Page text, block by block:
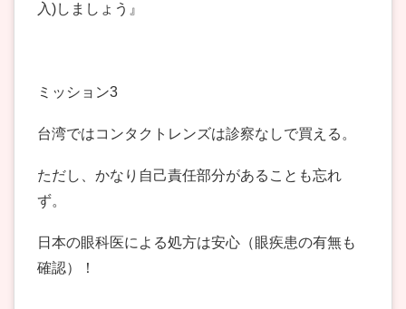
入)しましょう』
ミッション3
台湾ではコンタクトレンズは診察なしで買える。
ただし、かなり自己責任部分があることも忘れ
ず。
日本の眼科医による処方は安心（眼疾患の有無も
確認）！